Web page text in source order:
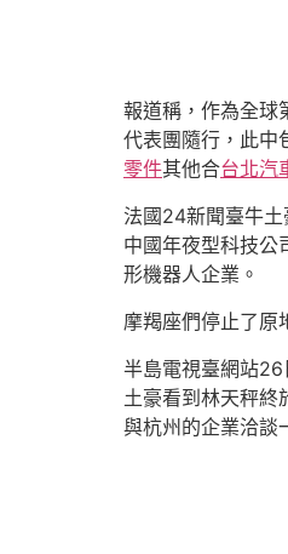
報道稱，作為全球
代表團隨行，此中
零件其他合台北汽
法國24新聞臺牛
中國年夜型科技公
形機器人企業。
摩羯座們停止了原
半島電視臺網站26
土豪看到林天秤終
與杭州的企業洽談